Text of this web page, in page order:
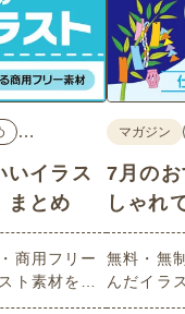
…
いイラス
まとめ
商用フリー
ト素材を多
であるひま
マガジン
7月の
しゃれ
無料・無
んだイラ
どれも印